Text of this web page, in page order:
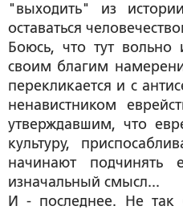
"выходить" из
оставаться
Боюсь, что тут вольно
своим благим
перекликается и с
ненавистником
утверждавшим, что
культуру,
начинают подчинять
изначальный смысл...
И - последнее. Не